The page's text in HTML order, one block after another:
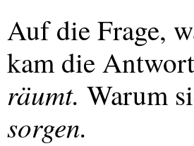
Auf die Frage,
kam die
räumt. Warum
sorgen.